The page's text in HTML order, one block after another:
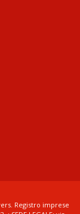
Registro imprese